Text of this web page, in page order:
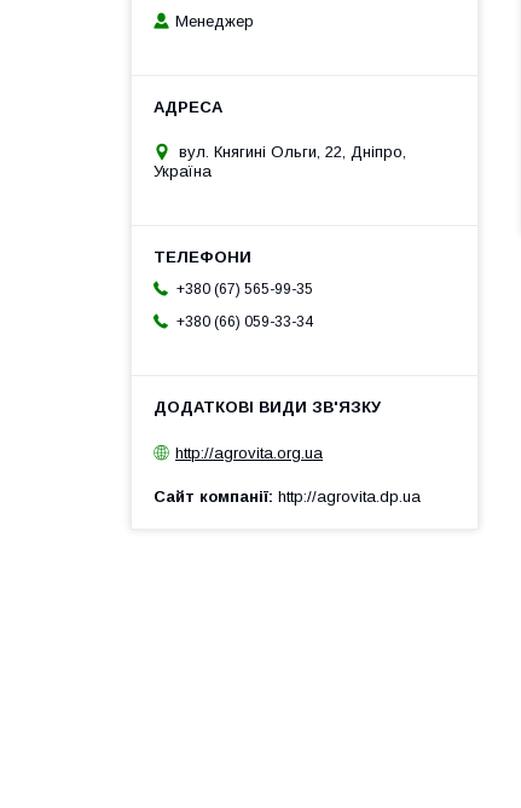
Менеджер
вул. Княгині Ольги, 22, Дніпро,
Україна
+380 (67) 565-99-35
+380 (66) 059-33-34
http://agrovita.org.ua
Сайт компанії http://agrovita.dp.ua